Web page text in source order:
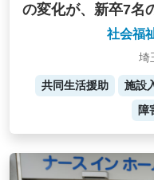
の変化が、新卒7名
社会福
埼
共同生活援助 施設
障